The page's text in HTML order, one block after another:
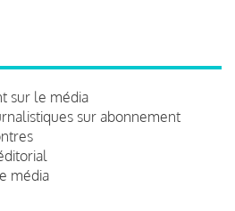
sur le média
sur abonnement
média